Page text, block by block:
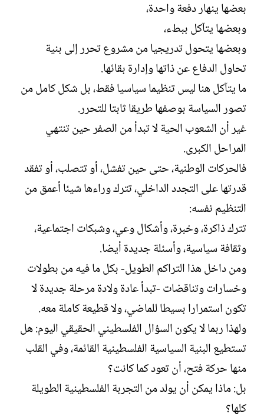
بعضها ينهار دفعة واحدة،
وبعضها يتآكل ببطء،
وبعضها يتحول تدريجيا من مشروع تحرر إلى بنية
تحاول الدفاع عن ذاتها وإدارة بقائها.
ما يتآكل هنا ليس تنظيما سياسيا فقط، بل شكل كامل من
تصور السياسة بوصفها طريقا ثابتا للتحرر.
غير أن الشعوب الحية لا تبدأ من الصفر حين تنتهي
المراحل الكبرى.
فالحركات الوطنية، حتى حين تفشل، أو تتصلب، أو تفقد
قدرتها على التجدد الداخلي، تترك وراءها شيئا أعمق من
التنظيم نفسه:
تترك ذاكرة، وخبرة، وأشكال وعي، وشبكات اجتماعية،
وثقافة سياسية، وأسئلة جديدة أيضا.
ومن داخل هذا التراكم الطويل- بكل ما فيه من بطولات
وخسارات وتناقضات -تبدأ عادة ولادة مرحلة جديدة لا
تكون استمرارا بسيطا للماضي، ولا قطيعة كاملة معه.
ولهذا ربما لا يكون السؤال الفلسطيني الحقيقي اليوم: هل
تستطيع البنية السياسية الفلسطينية القائمة، وفي القلب
منها حركة فتح، أن تعود كما كانت؟
بل: ماذا يمكن أن يولد من التجربة الفلسطينية الطويلة
كلها؟